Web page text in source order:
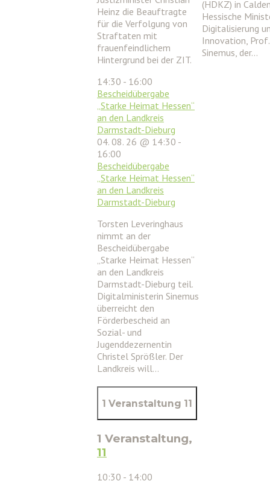
Heinz die Beauftragte
für die Verfolgung von
Straftaten mit
frauenfeindlichem
Hintergrund bei der ZIT.
14:30 - 16:00
Bescheidübergabe
„Starke Heimat Hessen“
an den Landkreis
Darmstadt-Dieburg
04. 08. 26 @ 14:30 -
16:00
Bescheidübergabe
„Starke Heimat Hessen“
an den Landkreis
Darmstadt-Dieburg
Torsten Leveringhaus
nimmt an der
Bescheidübergabe
„Starke Heimat Hessen“
an den Landkreis
Darmstadt-Dieburg teil.
Digitalministerin Sinemus
überreicht den
Förderbescheid an
Sozial- und
Jugenddezernentin
Christel Sprößler. Der
Landkreis will…
(HDKZ) in
Hessische
Digitalisierung
Innovation,
Sinemus, der…
1 Veranstaltung 11
1 Veranstaltung,
11
10:30 - 14:00